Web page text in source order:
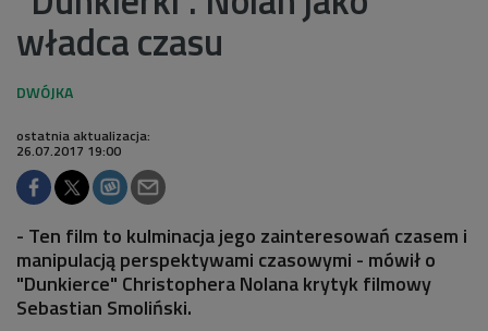
władca czasu
ostatnia aktualizacja:
26.07.2017 19:00
- Ten film to kulminacja jego zainteresowań czasem i
manipulacją perspektywami czasowymi - mówił o
"Dunkierce" Christophera Nolana krytyk filmowy
Sebastian Smoliński.